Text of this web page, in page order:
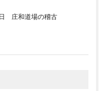
庄和道場の稽古